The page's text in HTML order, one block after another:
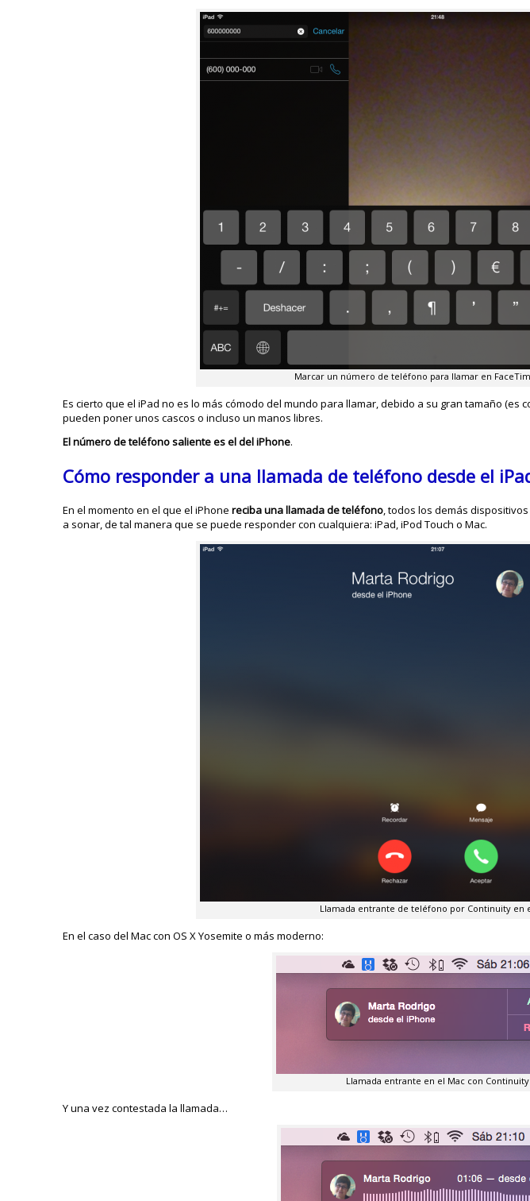
Marcar un número de teléfono para llamar en
Es cierto que el iPad no es lo más cómodo del mundo para llamar, debido a su gran tamaño (es
pueden poner unos cascos o incluso un manos libres.
El número de teléfono saliente es el del iPhone.
Cómo responder a una llamada de teléfono desde el
En el momento en el que el iPhonereciba una llamada de teléfono, todos los demás
a sonar, de tal manera que se puede responder con cualquiera: iPad, iPod Touch o Mac.
Llamada entrante de teléfono por Continuity en
En el caso del Mac con OS X Yosemite o más moderno:
Llamada entrante en el Mac con Continuity
Y una vez contestada la llamada…